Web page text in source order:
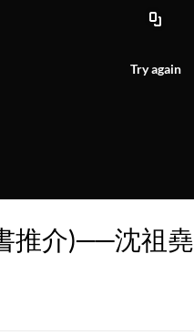
Try again
推介)──沈祖堯